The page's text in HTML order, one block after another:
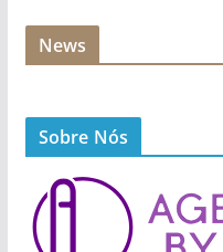
News
Sobre Nós